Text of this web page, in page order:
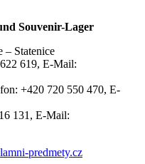
Souvenir-Lager
– Statenice
619, E-Mail:
+420 720 550 470, E-
131, E-Mail:
predmety.cz